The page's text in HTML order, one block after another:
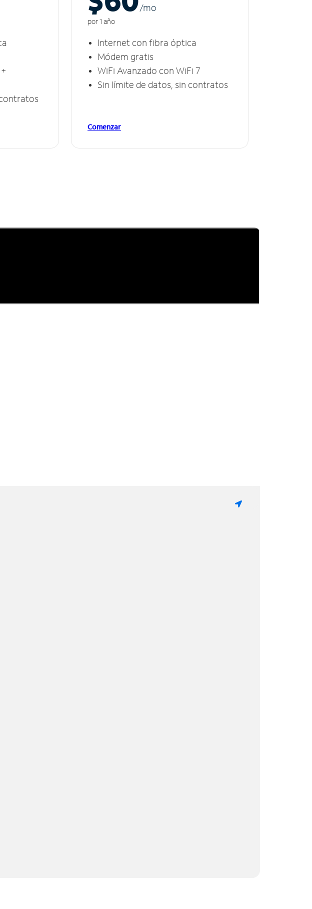
/mo
por 1 año
Internet con fibra óptica
Módem gratis
WiFi Avanzado con WiFi 7
Sin límite de datos, sin contratos
Comenzar